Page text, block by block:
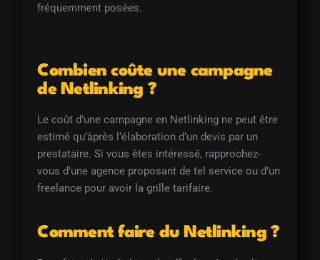
fréquemment posées.
Combien coûte une campagne
de Netlinking ?
Le coût d’une campagne en Netlinking ne peut être
estimé qu’àprès l’élaboration d’un devis par un
prestataire. Si vous êtes intéressé, rapprochez-
vous d’une agence proposant de tel service ou d’un
freelance pour avoir la grille tarifaire.
Comment faire du Netlinking ?